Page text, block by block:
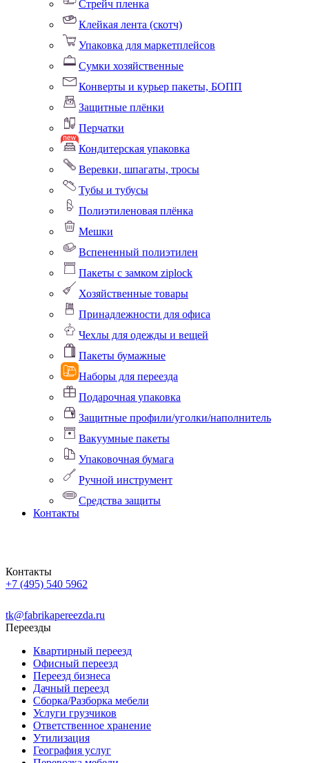
Стрейч пленка
Клейкая лента (скотч)
Упаковка для маркетплейсов
Сумки хозяйственные
Конверты и курьер пакеты, БОПП
Защитные плёнки
Перчатки
Кондитерская упаковка
Веревки, шпагаты, тросы
Тубы и тубусы
Полиэтиленовая плёнка
Мешки
Вспененный полиэтилен
Пакеты с замком ziplock
Хозяйственные товары
Принадлежности для офиса
Чехлы для одежды и вещей
Пакеты бумажные
Наборы для переезда
Подарочная упаковка
Защитные профили/уголки/наполнитель
Вакуумные пакеты
Упаковочная бумага
Ручной инструмент
Средства защиты
Контакты
Контакты
+7 (495) 540 5962
tk@fabrikapereezda.ru
Переезды
Квартирный переезд
Офисный переезд
Переезд бизнеса
Дачный переезд
Сборка/Разборка мебели
Услуги грузчиков
Ответственное хранение
Утилизация
География услуг